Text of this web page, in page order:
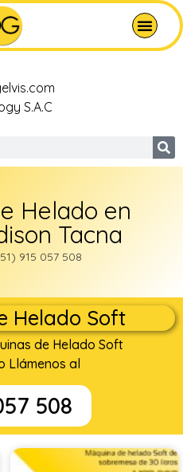
S.A.C
Helado en
Tacna
915 057 508
Helado Soft
de Helado Soft
Llámenos al
508